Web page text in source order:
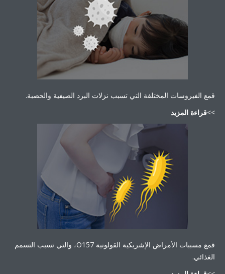
الفيروسات المختلفة التي تسبب نزلات البرد الصيفية والحصبة.
قراءة المزيد
قمع مسببات الأمراض الإشريكية القولونية O157، والتي تسبب التسمم